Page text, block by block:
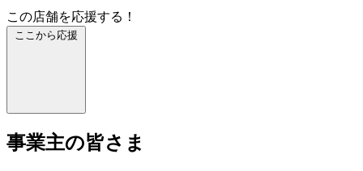
この店舗を応援する！
ここから応援
事業主の皆さま